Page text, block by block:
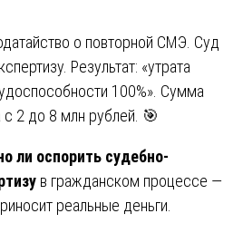
о повторной СМЭ. Суд
Результат: «утрата
100%». Сумма
2 до 8 млн рублей. 🎯
ли оспорить судебно-
в гражданском процессе —
реальные деньги.